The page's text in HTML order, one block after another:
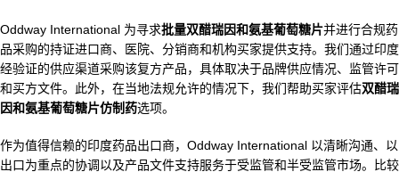
Oddway International 为寻求批量双醋瑞因和氨基葡萄糖片并进行合规药
品采购的持证进口商、医院、分销商和机构买家提供支持。我们通过印度
经验证的供应渠道采购该复方产品，具体取决于品牌供应情况、监管许可
和买方文件。此外，在当地法规允许的情况下，我们帮助买家评估双醋瑞
因和氨基葡萄糖片仿制药选项。
作为值得信赖的印度药品出口商，Oddway International 以清晰沟通、以
出口为重点的协调以及产品文件支持服务于受监管和半受监管市场。比较